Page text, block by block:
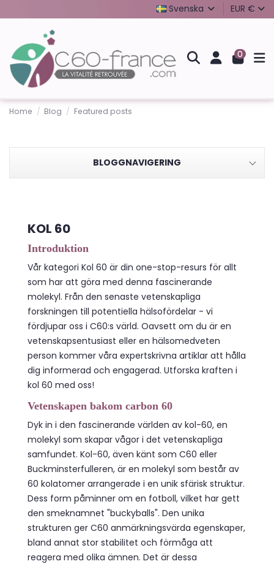
Svenska EUR €
0
Home Blog Featured posts
BLOGGNAVIGERING
KOL 60
Introduktion
Vår kategori Kol 60 är din one-stop-resurs för allt
som har att göra med denna fascinerande
molekyl. Från den senaste vetenskapliga
forskningen till potentiella hälsofördelar - vi
fördjupar oss i C60:s värld. Oavsett om du är en
vetenskapsentusiast eller en hälsomedveten
person kommer våra expertskrivna artiklar att hålla
dig informerad och engagerad. Utforska kraften i
kol 60 med oss!
Vetenskapen bakom carbon 60
Dyk in i den fascinerande världen av kol-60, en
molekyl som skapar vågor i det vetenskapliga
samfundet. Kol-60, även känt som C60 eller
Buckminsterfulleren, är en molekyl som består av
60 kolatomer arrangerade i en unik sfärisk struktur.
Dess form påminner om en fotboll, vilket har gett
den smeknamnet "buckyballs". Den unika
strukturen ger C60 anmärkningsvärda egenskaper,
bland annat stor stabilitet och förmåga att
reagera med olika ämnen. Det är dessa